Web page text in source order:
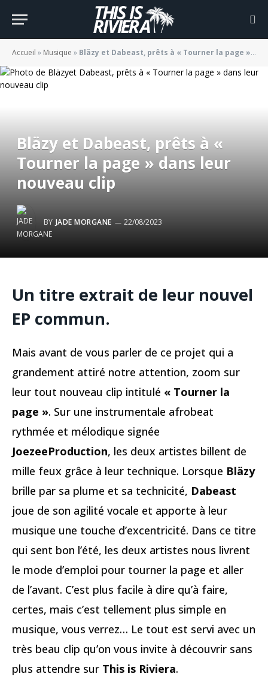
Accueil » Musique » Bläzy et Dabeast, prêts à « Tourner la page » dans leur nouveau clip
Bläzy et Dabeast, prêts à «
Tourner la page » dans leur
nouveau clip
BY JADE MORGANE 22/08/2023
Un titre extrait de leur nouvel
EP commun.
Mais avant de vous parler de ce projet qui a
grandement attiré notre attention, zoom sur
leur tout nouveau clip intitulé « Tourner la
page ». Sur une instrumentale afrobeat
rythmée et mélodique signée
JoezeeProduction, les deux artistes billent de
mille feux grâce à leur technique. Lorsque Bläzy
brille par sa plume et sa technicité, Dabeast
joue de son agilité vocale et apporte à leur
musique une touche d’excentricité. Dans ce titre
qui sent bon l’été, les deux artistes nous livrent
le mode d’emploi pour tourner la page et aller
de l’avant. C’est plus facile à dire qu’à faire,
certes, mais c’est tellement plus simple en
musique, vous verrez… Le tout est servi avec un
très beau clip qu’on vous invite à découvrir sans
plus attendre sur This is Riviera.